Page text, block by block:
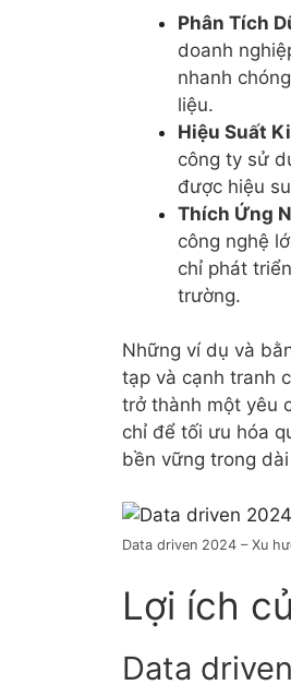
Phân Tích
doanh
nhanh
liệu.
Hiệu Suất
công ty sử
được hiệu
Thích Ứng
công nghệ
chỉ phát
trường.
Những ví dụ và
tạp và cạnh tranh
trở thành một yêu
chỉ để tối ưu hóa
bền vững trong
Data driven 2024 – Xu
Lợi ích
Data